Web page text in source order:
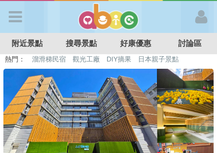
APP登入
首 頁
搜尋景點
好康優惠
附近景點 搜尋景點 好康優惠 討論區
熱門： 溜滑梯民宿 觀光工廠 DIY摘果
日本親子景點
特色遊戲場
親子住房優惠 台北親子餐廳 溫泉泡湯SPA